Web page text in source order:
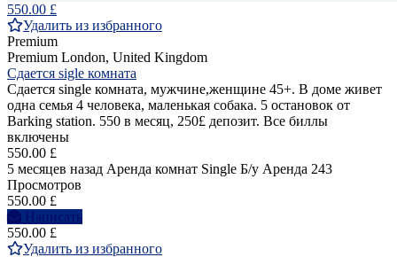
550.00 £
Удалить из избранного
Premium
Premium London, United Kingdom
Сдается sigle комната
Сдается single комната, мужчине,женщине 45+. В доме живет
одна семья 4 человека, маленькая собака. 5 остановок от
Barking station. 550 в месяц, 250£ депозит. Все биллы
включены
550.00 £
5 месяцев назад Аренда комнат Single Б/у Аренда 243
Просмотров
550.00 £
Написать
550.00 £
Удалить из избранного